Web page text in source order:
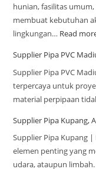
hunian, fasilitas
membuat kebutuhan
lingkungan… Read
Supplier Pipa PVC
Supplier Pipa PVC
terpercaya untuk
material perpipaan
Supplier Pipa Kupang,
Supplier Pipa Kupang
elemen penting yang
udara, ataupun